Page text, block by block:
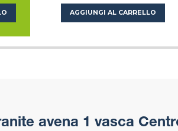
AGGIUNGI AL CARRELLO
avena 1 vasca